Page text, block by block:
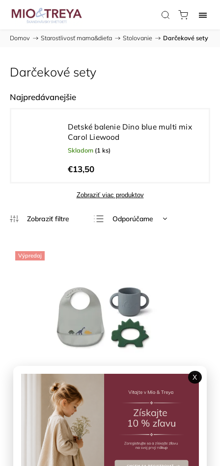
Domov / Starostlivosť mama&dieťa / Stolovanie / Darčekové sety
Darčekové sety
Najpredávanejšie
Detské balenie Dino blue multi mix
Carol Liewood
Skladom (1 ks)
€13,50
Zobraziť viac produktov
Odporúčame
Výpredaj
Detské balenie Dino blue multi mix Carol
Liewood
(1 ks)
€27
–50 %
€13,50
X